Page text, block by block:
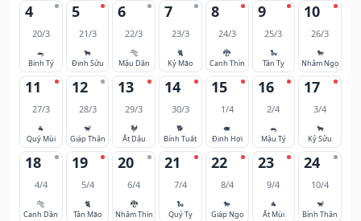
4
20/3
🐀
Bính Tý
5
21/3
🐂
Đinh Sửu
6
22/3
🐅
Mậu Dần
7
23/3
🐈
Kỷ Mão
8
24/3
🐉
Canh Thìn
9
25/3
🐍
Tân Tỵ
10
26/3
🐎
Nhâm Ngọ
11
27/3
🐐
Quý Mùi
12
28/3
🐒
Giáp Thân
13
29/3
🐓
Ất Dậu
14
30/3
🐕
Bính Tuất
15
1/4
🐖
Đinh Hợi
16
2/4
🐀
Mậu Tý
17
3/4
🐂
Kỷ Sửu
18
4/4
🐅
Canh Dần
19
5/4
🐈
Tân Mão
20
6/4
🐉
Nhâm Thìn
21
7/4
🐍
Quý Tỵ
22
8/4
🐎
Giáp Ngọ
23
9/4
🐐
Ất Mùi
24
10/4
🐒
Bính Thân